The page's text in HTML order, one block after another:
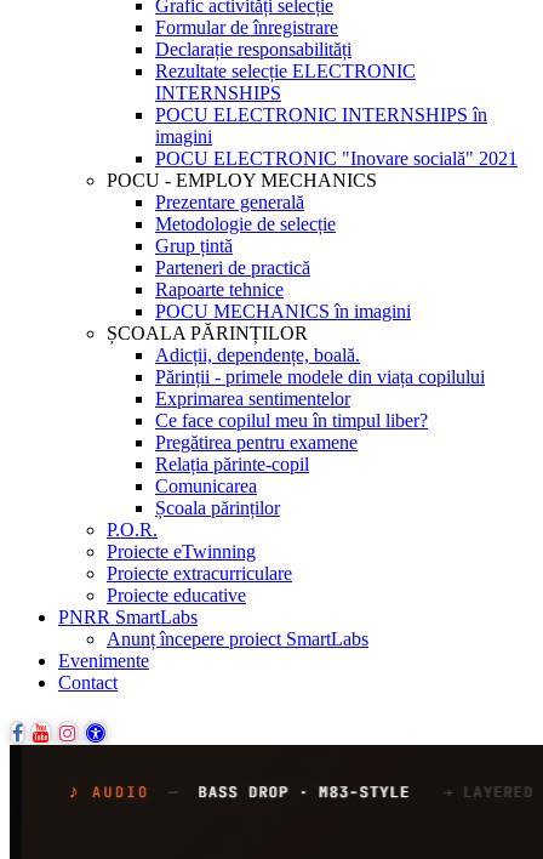
Grafic activități selecție
Formular de înregistrare
Declarație responsabilități
Rezultate selecție ELECTRONIC
INTERNSHIPS
POCU ELECTRONIC INTERNSHIPS în
imagini
POCU ELECTRONIC "Inovare socială" 2021
POCU - EMPLOY MECHANICS
Prezentare generală
Metodologie de selecție
Grup țintă
Parteneri de practică
Rapoarte tehnice
POCU MECHANICS în imagini
ȘCOALA PĂRINȚILOR
Adicții, dependențe, boală.
Părinții - primele modele din viața copilului
Exprimarea sentimentelor
Ce face copilul meu în timpul liber?
Pregătirea pentru examene
Relația părinte-copil
Comunicarea
Școala părinților
P.O.R.
Proiecte eTwinning
Proiecte extracurriculare
Proiecte educative
PNRR SmartLabs
Anunț începere proiect SmartLabs
Evenimente
Contact